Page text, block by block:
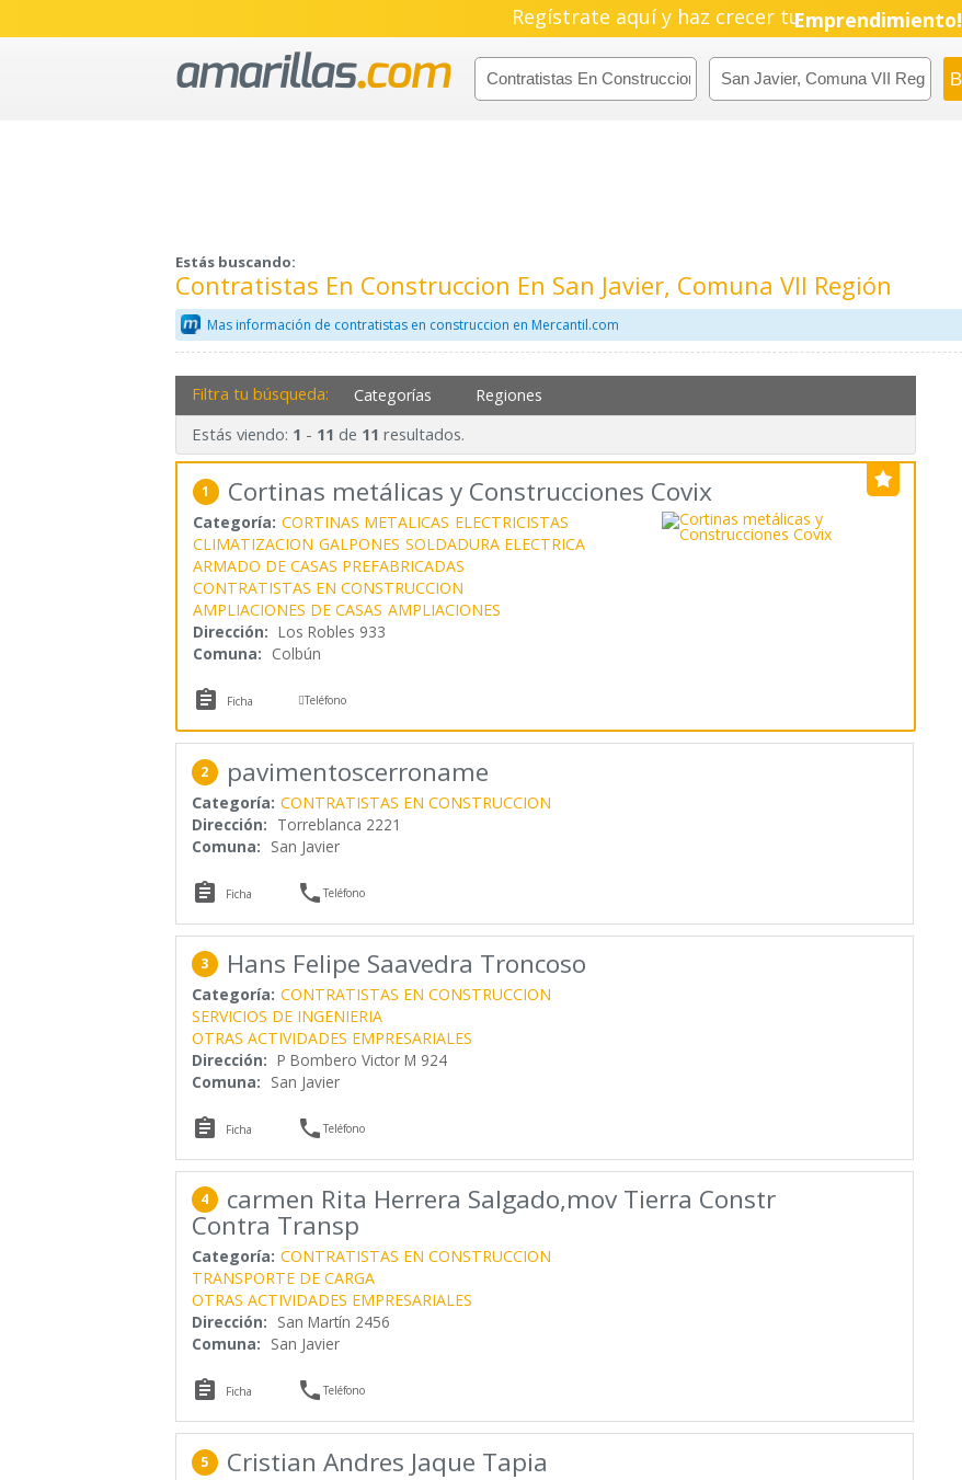
Regístrate aquí y haz crecer tuEmprendimiento!
Estás buscando:
Contratistas En Construccion En San Javier, Comuna VII Región
Mas información de contratistas en construccion en Mercantil.com
Filtra tu búsqueda: Categorías Regiones
Estás viendo: 1 - 11 de 11 resultados.
1 Cortinas metálicas y Construcciones Covix
Categoría: CORTINAS METALICAS ELECTRICISTAS
CLIMATIZACION GALPONES SOLDADURA ELECTRICA
ARMADO DE CASAS PREFABRICADAS
CONTRATISTAS EN CONSTRUCCION
AMPLIACIONES DE CASAS AMPLIACIONES
Dirección: Los Robles 933
Comuna: Colbún
 Ficha Teléfono
2 pavimentoscerroname
Categoría: CONTRATISTAS EN CONSTRUCCION
Dirección: Torreblanca 2221
Comuna: San Javier
 Ficha Teléfono
3 Hans Felipe Saavedra Troncoso
Categoría: CONTRATISTAS EN CONSTRUCCION
SERVICIOS DE INGENIERIA
OTRAS ACTIVIDADES EMPRESARIALES
Dirección: P Bombero Victor M 924
Comuna: San Javier
 Ficha Teléfono
4 carmen Rita Herrera Salgado,mov Tierra Constr
Contra Transp
Categoría: CONTRATISTAS EN CONSTRUCCION
TRANSPORTE DE CARGA
OTRAS ACTIVIDADES EMPRESARIALES
Dirección: San Martín 2456
Comuna: San Javier
 Ficha Teléfono
5 Cristian Andres Jaque Tapia